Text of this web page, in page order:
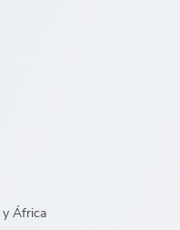
y África